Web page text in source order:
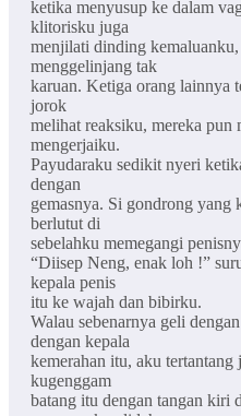
ketika menyusup ke dalam
klitorisku juga
menjilati dinding
menggelinjang tak
karuan. Ketiga orang lainnya
jorok
melihat reaksiku, mereka pun
mengerjaiku.
Payudaraku sedikit nyeri
dengan
gemasnya. Si gondrong yang
berlutut di
sebelahku memegangi
“Diisep Neng, enak loh !”
kepala penis
itu ke wajah dan bibirku.
Walau sebenarnya geli
dengan kepala
kemerahan itu, aku
kugenggam
batang itu dengan tangan kiri